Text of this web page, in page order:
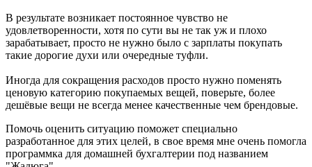
В результате возникает постоянное чувство не
удовлетворенности, хотя по сути вы не так уж и плохо
зарабатывает, просто не нужно было с зарплаты покупать
такие дорогие духи или очередные туфли.
Иногда для сокращения расходов просто нужно поменять
ценовую категорию покупаемых вещей, поверьте, более
дешёвые вещи не всегда менее качественные чем брендовые.
Помочь оценить ситуацию поможет специально
разработанное для этих целей, в свое время мне очень помогла
программка для домашней бухгалтерии под названием